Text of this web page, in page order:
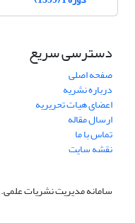
دسترسی سریع
صفحه اصلی
درباره نشریه
اعضای هیات تحریریه
ارسال مقاله
تماس با ما
نقشه سایت
سامانه مدیریت نشریات علمی.